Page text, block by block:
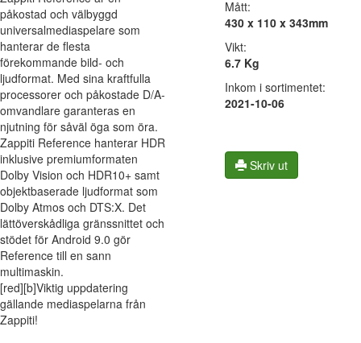
påkostad och välbyggd
universalmediaspelare som
hanterar de flesta
förekommande bild- och
ljudformat. Med sina kraftfulla
processorer och påkostade D/A-
omvandlare garanteras en
njutning för såväl öga som öra.
Zappiti Reference hanterar HDR
inklusive premiumformaten
Dolby Vision och HDR10+ samt
objektbaserade ljudformat som
Dolby Atmos och DTS:X. Det
lättöverskådliga gränssnittet och
stödet för Android 9.0 gör
Reference till en sann
multimaskin.
[red][b]Viktig uppdatering
gällande mediaspelarna från
Zappiti!
Mått:
430 x 110 x 343mm
Vikt:
6.7 Kg
Inkom i sortimentet:
2021-10-06
Skriv ut